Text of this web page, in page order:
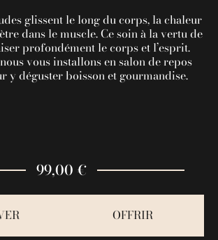
glissent le long du corps, la chaleur
dans le muscle. Ce soin à la vertu de
profondément le corps et l’esprit.
vous installons en salon de repos
y déguster boisson et gourmandise.
OFFRIR
99,00 €